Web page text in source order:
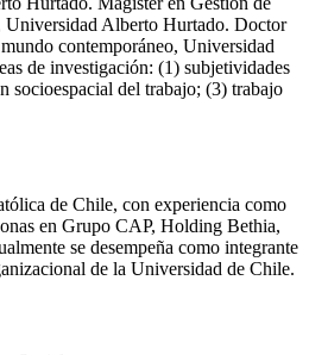
Universidad Alberto Hurtado. Doctor
contemporáneo, Universidad
de investigación: (1) subjetividades
socioespacial del trabajo; (3) trabajo
de Chile, con experiencia como
en Grupo CAP, Holding Bethia,
se desempeña como integrante
de la Universidad de Chile.